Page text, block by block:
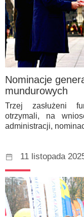
Nominacje
mundurowych
Trzej zasłużeni
otrzymali, na
administracji,
11 listopada